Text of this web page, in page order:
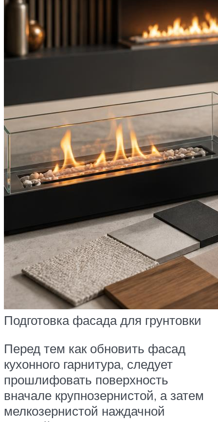
Подготовка фасада для грунтовки
Перед тем как обновить фасад
кухонного гарнитура, следует
прошлифовать поверхность
вначале крупнозернистой, а затем
мелкозернистой наждачной